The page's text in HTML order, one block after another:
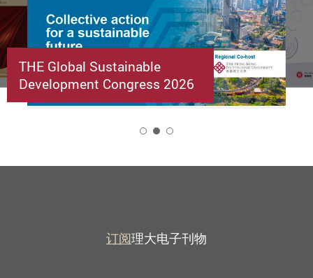
THE Global Sustainable
Development Congress 2026
订阅理大电子刊物